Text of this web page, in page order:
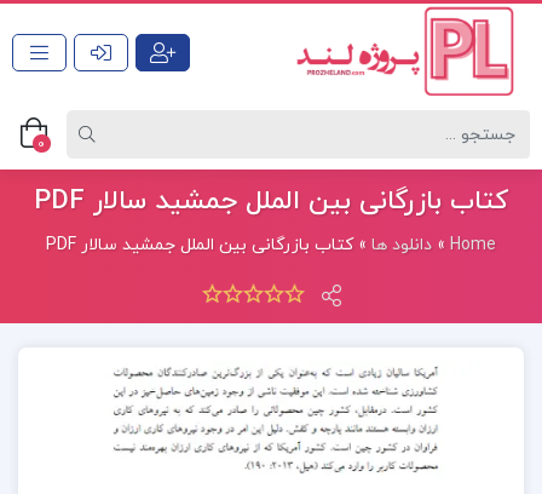
0
کتاب بازرگانی بین الملل جمشید سالار PDF
Home
» دانلود ها »کتاب بازرگانی بین الملل جمشید سالار PDF